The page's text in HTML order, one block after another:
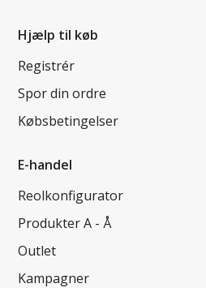
Hjælp til køb
Registrér
Spor din ordre
Købsbetingelser
E-handel
Reolkonfigurator
Produkter A - Å
Outlet
Kampagner